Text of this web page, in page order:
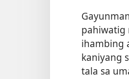
pahiwatig
ihambing
kaniyang
tala sa